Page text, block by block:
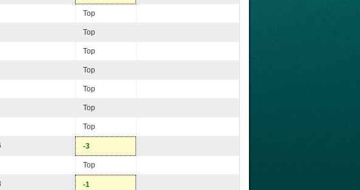
Top
Top
Top
Top
Top
Top
Top
-3
Top
-1